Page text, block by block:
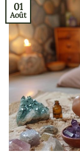
01
Août